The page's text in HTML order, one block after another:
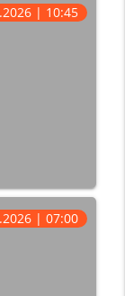
| 10:45
| 07:00